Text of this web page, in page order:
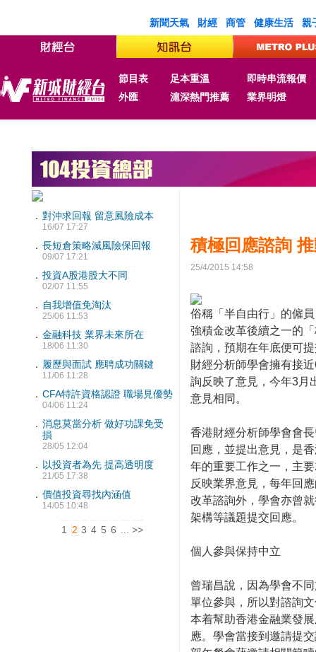
新聞天氣 財經 商管 健康生活 親
節目表 足本重溫
即時串流報價
外匯
滬深熱門推薦 業界明燈
． 對沖求回報 留意風險成本
16/07 17:27
． 長短倉策略減風險保回報
09/07 17:21
． 投資A股港股大不同
02/07 11:55
． 自我增值免淘汰
25/06 11:53
． 金融科技 業界未來所在
18/06 11:30
． 履歷與面試 應聘成功關鍵
11/06 11:28
． CFA特許資格認證 職場見優勢
04/06 11:24
． 消息莫當分析 做好功課免受
損
28/05 12:04
． 以投資者為先 提高透明度
21/05 17:38
． 價值投資尋找內涵值
14/05 10:48
1 2 3 4 5 6 >>
積極回應諮詢
25/4/2015 14:58
俗稱「半自由行」的僱
強積金改革後續之一的
諮詢，預期在年底便可
財經分析師學會擁有接
詢反映了意見，今年3月
意見相同。
香港財經分析師學會會
回應，並提出意見，是
年的重要工作之一，主
反映業界意見，每年回
改革諮詢外，學會亦曾
架構等議題提交回應。
個人參與保持中立
曾瑞昌說，因為學會不
單位參與，所以對諮詢
本着幫助香港金融業發
應。學會當接到邀請提